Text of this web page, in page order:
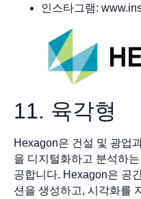
인스타그램:
11. 육각형
Hexagon은 건설 및 광업
을 디지털화하고 분석하
공합니다. Hexagon은 공
션을 생성하고, 시각화를